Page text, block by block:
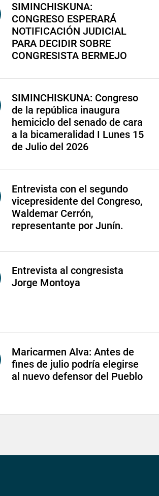
SIMINCHISKUNA:
CONGRESO ESPERARÁ
NOTIFICACIÓN JUDICIAL
PARA DECIDIR SOBRE
CONGRESISTA BERMEJO
SIMINCHISKUNA: Congreso
de la república inaugura
hemiciclo del senado de cara
a la bicameralidad I Lunes 15
de Julio del 2026
Entrevista con el segundo
vicepresidente del Congreso,
Waldemar Cerrón,
representante por Junín.
Entrevista al congresista
Jorge Montoya
Maricarmen Alva: Antes de
fines de julio podría elegirse
al nuevo defensor del Pueblo